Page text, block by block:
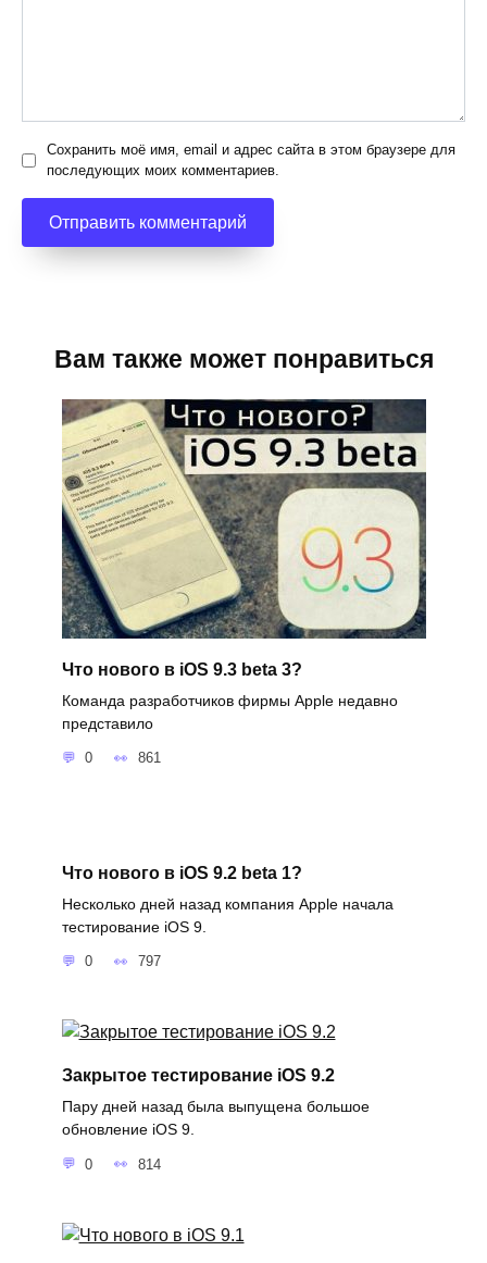
Сохранить моё имя, email и адрес сайта в этом браузере для
последующих моих комментариев.
Вам также может понравиться
Что нового в iOS 9.3 beta 3?
Команда разработчиков фирмы Apple недавно
представило
0 861
Что нового в iOS 9.2 beta 1?
Несколько дней назад компания Apple начала
тестирование iOS 9.
0 797
Закрытое тестирование iOS 9.2
Пару дней назад была выпущена большое
обновление iOS 9.
0 814